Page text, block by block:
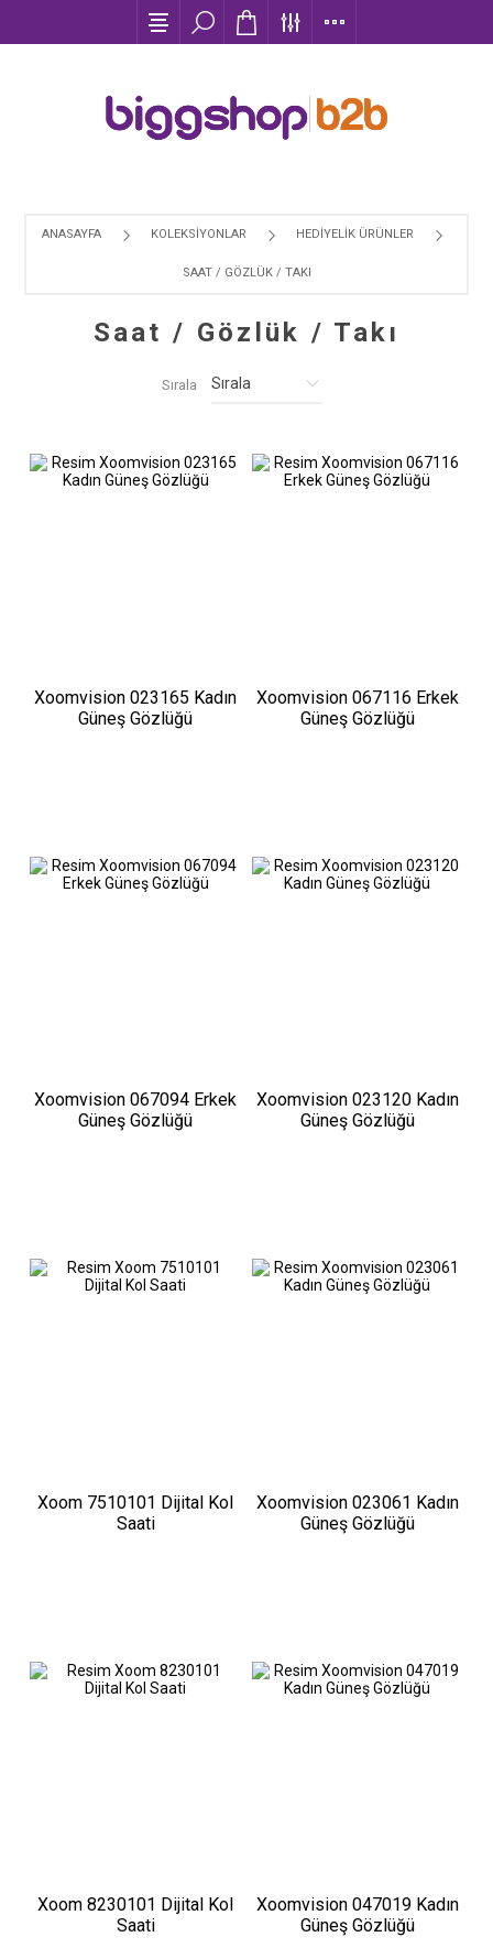
ANASAYFA KOLEKSİYONLAR HEDIYELIK ÜRÜNLER
SAAT / GÖZLÜK / TAKI
Saat / Gözlük / Takı
Sırala
Xoomvision 023165 Kadın
Güneş Gözlüğü
Xoomvision 067116 Erkek
Güneş Gözlüğü
Xoomvision 067094 Erkek
Güneş Gözlüğü
Xoomvision 023120 Kadın
Güneş Gözlüğü
Xoom 7510101 Dijital Kol
Saati
Xoomvision 023061 Kadın
Güneş Gözlüğü
Xoom 8230101 Dijital Kol
Saati
Xoomvision 047019 Kadın
Güneş Gözlüğü